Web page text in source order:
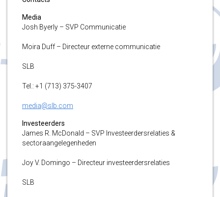
Media
Josh Byerly – SVP Communicatie
Moira Duff – Directeur externe communicatie
SLB
Tel.: +1 (713) 375-3407
media@slb.com
Investeerders
James R. McDonald – SVP Investeerdersrelaties &
sectoraangelegenheden
Joy V. Domingo – Directeur investeerdersrelaties
SLB